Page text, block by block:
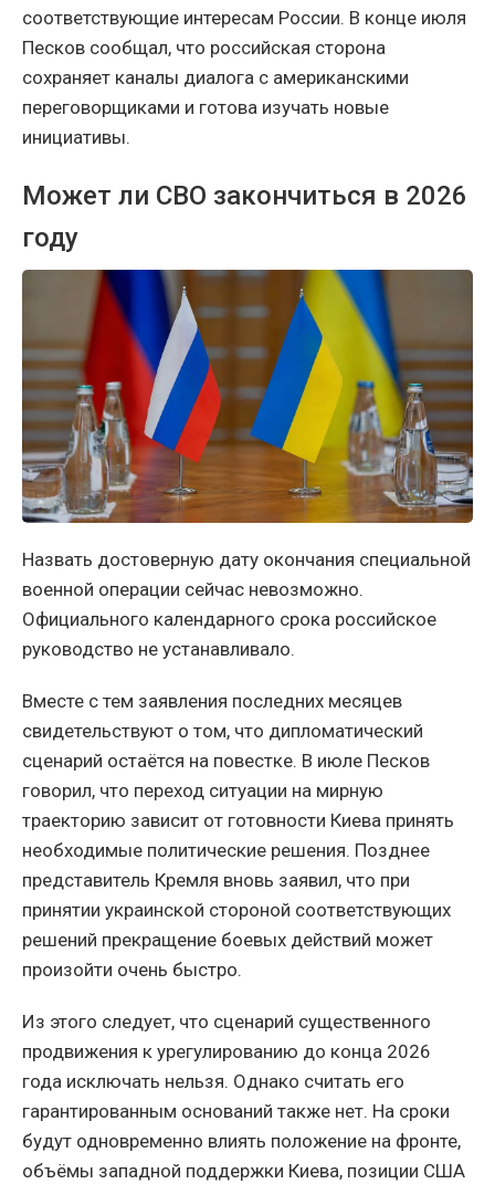
соответствующие интересам России. В конце июля
Песков сообщал, что российская сторона
сохраняет каналы диалога с американскими
переговорщиками и готова изучать новые
инициативы.
Может ли СВО закончиться в 2026
году
Назвать достоверную дату окончания специальной
военной операции сейчас невозможно.
Официального календарного срока российское
руководство не устанавливало.
Вместе с тем заявления последних месяцев
свидетельствуют о том, что дипломатический
сценарий остаётся на повестке. В июле Песков
говорил, что переход ситуации на мирную
траекторию зависит от готовности Киева принять
необходимые политические решения. Позднее
представитель Кремля вновь заявил, что при
принятии украинской стороной соответствующих
решений прекращение боевых действий может
произойти очень быстро.
Из этого следует, что сценарий существенного
продвижения к урегулированию до конца 2026
года исключать нельзя. Однако считать его
гарантированным оснований также нет. На сроки
будут одновременно влиять положение на фронте,
объёмы западной поддержки Киева, позиции США